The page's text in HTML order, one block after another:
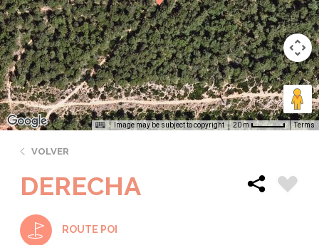
Image may be subject to copyright 20 m Terms
VOLVER
DERECHA
ROUTE POI